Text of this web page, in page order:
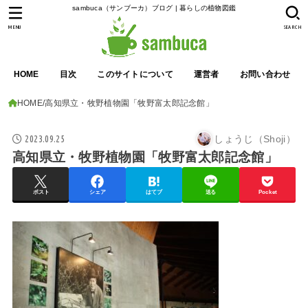
sambuca（サンブーカ）ブログ | 暮らしの植物図鑑
HOME 目次 このサイトについて 運営者 お問い合わせ
SEARCH
MENU
HOME 高知県立・牧野植物園「牧野富太郎記念館」
2023.09.25 しょうじ（Shoji）
高知県立・牧野植物園「牧野富太郎記念館」
ポスト シェア はてブ 送る Pocket